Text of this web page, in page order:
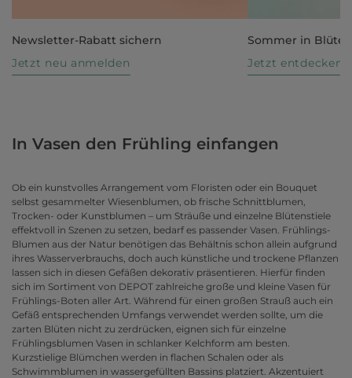
Newsletter-Rabatt sichern
Jetzt neu anmelden
Sommer in Blüte
Jetzt entdecken
In Vasen den Frühling einfangen
Ob ein kunstvolles Arrangement vom Floristen oder ein Bouquet
selbst gesammelter Wiesenblumen, ob frische Schnittblumen,
Trocken- oder Kunstblumen – um Sträuße und einzelne Blütenstiele
effektvoll in Szenen zu setzen, bedarf es passender Vasen. Frühlings-
Blumen aus der Natur benötigen das Behältnis schon allein aufgrund
ihres Wasserverbrauchs, doch auch künstliche und trockene Pflanzen
lassen sich in diesen Gefäßen dekorativ präsentieren. Hierfür finden
sich im Sortiment von DEPOT zahlreiche große und kleine Vasen für
Frühlings-Boten aller Art. Während für einen großen Strauß auch ein
Gefäß entsprechenden Umfangs verwendet werden sollte, um die
zarten Blüten nicht zu zerdrücken, eignen sich für einzelne
Frühlingsblumen Vasen in schlanker Kelchform am besten.
Kurzstielige Blümchen werden in flachen Schalen oder als
Schwimmblumen in wassergefüllten Bassins platziert. Akzentuiert